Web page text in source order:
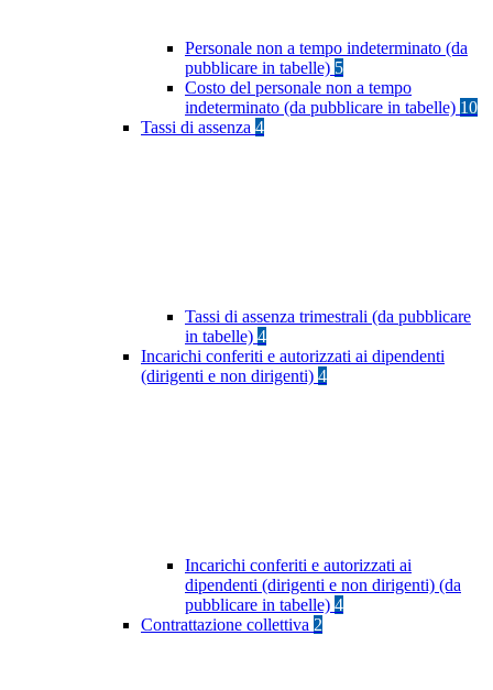
Personale non a tempo indeterminato (da
pubblicare in tabelle) 5
Costo del personale non a tempo
indeterminato (da pubblicare in tabelle) 10
Tassi di assenza 4
Tassi di assenza trimestrali (da pubblicare
in tabelle) 4
Incarichi conferiti e autorizzati ai dipendenti
(dirigenti e non dirigenti) 4
Incarichi conferiti e autorizzati ai
dipendenti (dirigenti e non dirigenti) (da
pubblicare in tabelle) 4
Contrattazione collettiva 2